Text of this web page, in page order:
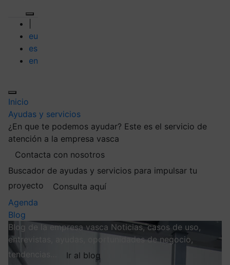
eu
es
en
Inicio
Ayudas y servicios
¿En que te podemos ayudar? Este es el servicio de
atención a la empresa vasca
Contacta con nosotros
Buscador de ayudas y servicios para impulsar tu
proyecto
Consulta aquí
Agenda
Blog
Blog de la empresa vasca Noticias, casos de uso,
entrevistas, ayudas, oportunidades de negocio,
tendencias…
Ir al blog